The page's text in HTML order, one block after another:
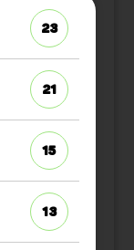
23
21
15
13